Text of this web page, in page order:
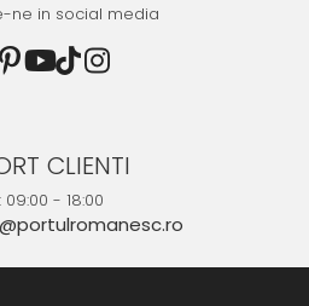
ne in social media
CLIENTI
09:00 - 18:00